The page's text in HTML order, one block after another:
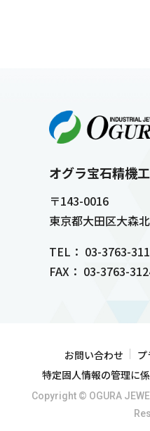
オグラ宝石精機
〒143-0016
東京都大田区大森
TEL： 03-3763-
FAX： 03-3763-
お問い合わせ
特定固人情報の管理に
Copyright © OGURA